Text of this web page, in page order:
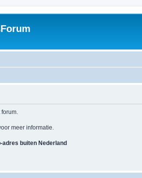
meer informatie.
adres buiten Nederland